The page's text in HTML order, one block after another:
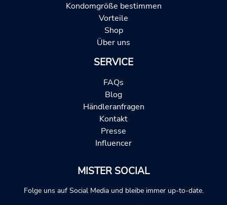
Kondomgröße bestimmen
Vorteile
Shop
Über uns
SERVICE
FAQs
Blog
Händleranfragen
Kontakt
Presse
Influencer
MISTER SOCIAL
Folge uns auf Social Media und bleibe immer up-to-date.